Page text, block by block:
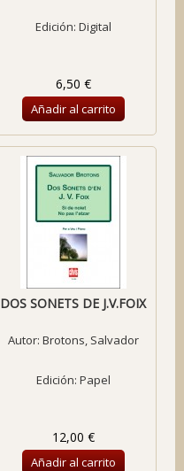
Edición: Digital
6,50 €
Añadir al carrito
DOS SONETS DE J.V.FOIX
Autor: Brotons, Salvador
Edición: Papel
12,00 €
Añadir al carrito